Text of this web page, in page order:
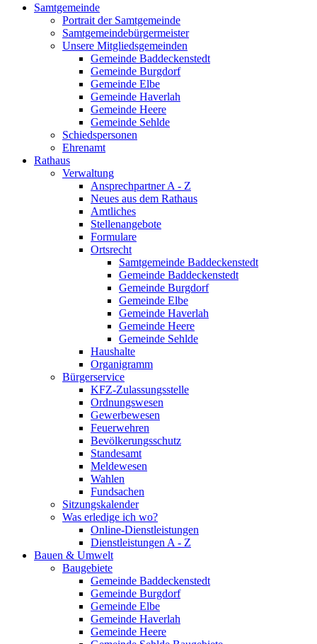
Samtgemeinde
Portrait der Samtgemeinde
Samtgemeindebürgermeister
Unsere Mitgliedsgemeinden
Gemeinde Baddeckenstedt
Gemeinde Burgdorf
Gemeinde Elbe
Gemeinde Haverlah
Gemeinde Heere
Gemeinde Sehlde
Schiedspersonen
Ehrenamt
Rathaus
Verwaltung
Ansprechpartner A - Z
Neues aus dem Rathaus
Amtliches
Stellenangebote
Formulare
Ortsrecht
Samtgemeinde Baddeckenstedt
Gemeinde Baddeckenstedt
Gemeinde Burgdorf
Gemeinde Elbe
Gemeinde Haverlah
Gemeinde Heere
Gemeinde Sehlde
Haushalte
Organigramm
Bürgerservice
KFZ-Zulassungsstelle
Ordnungswesen
Gewerbewesen
Feuerwehren
Bevölkerungsschutz
Standesamt
Meldewesen
Wahlen
Fundsachen
Sitzungskalender
Was erledige ich wo?
Online-Dienstleistungen
Dienstleistungen A - Z
Bauen & Umwelt
Baugebiete
Gemeinde Baddeckenstedt
Gemeinde Burgdorf
Gemeinde Elbe
Gemeinde Haverlah
Gemeinde Heere